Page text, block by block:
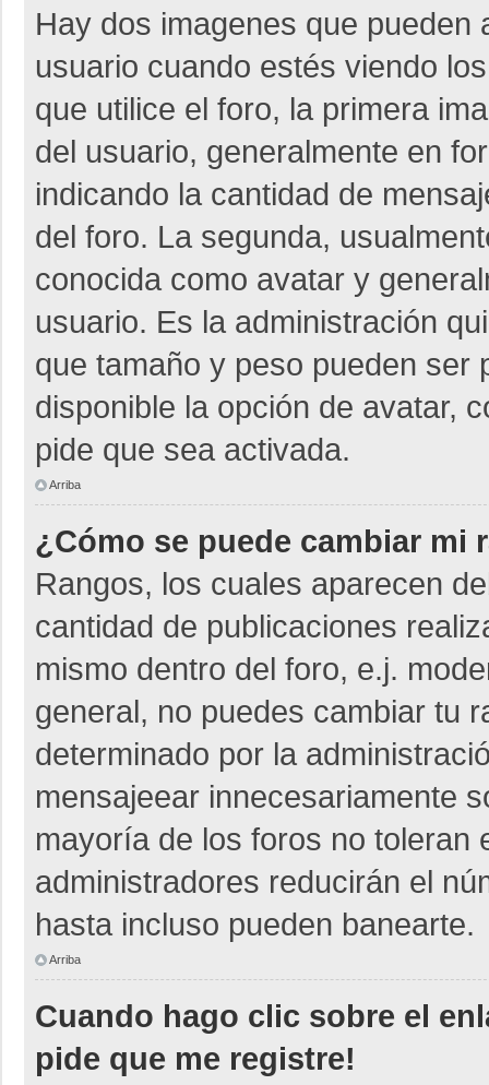
Hay dos imagenes que
usuario cuando estés viendo
que utilice el foro, la primera
del usuario, generalmente en
indicando la cantidad de
del foro. La segunda,
conocida como avatar y
usuario. Es la administración
que tamaño y peso pueden ser
disponible la opción de avatar,
pide que sea activada.
Arriba
¿Cómo se puede cambiar mi
Rangos, los cuales aparecen
cantidad de publicaciones
mismo dentro del foro, e.j.
general, no puedes cambiar tu
determinado por la
mensajeear innecesariamente
mayoría de los foros no toleran
administradores reducirán el
hasta incluso pueden banearte.
Arriba
Cuando hago clic sobre el
pide que me registre!